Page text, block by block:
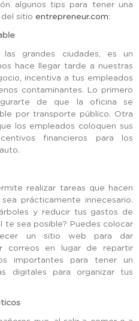
algunos tips para tener una
sitio entrepreneur.com:
grandes ciudades, es un
hace llegar tarde a nuestras
incentiva a tus empleados
contaminantes. Lo primero
de que la oficina se
por transporte público. Otra
los empleados coloquen sus
financieros para los
realizar tareas que hacen
prácticamente innecesario.
y reducir tus gastos de
te sea posible? Puedes colocar
un sitio web para dar
correos en lugar de repartir
importantes para tener un
digitales para organizar tus